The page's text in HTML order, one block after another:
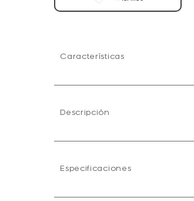
Características
Descripción
Especificaciones